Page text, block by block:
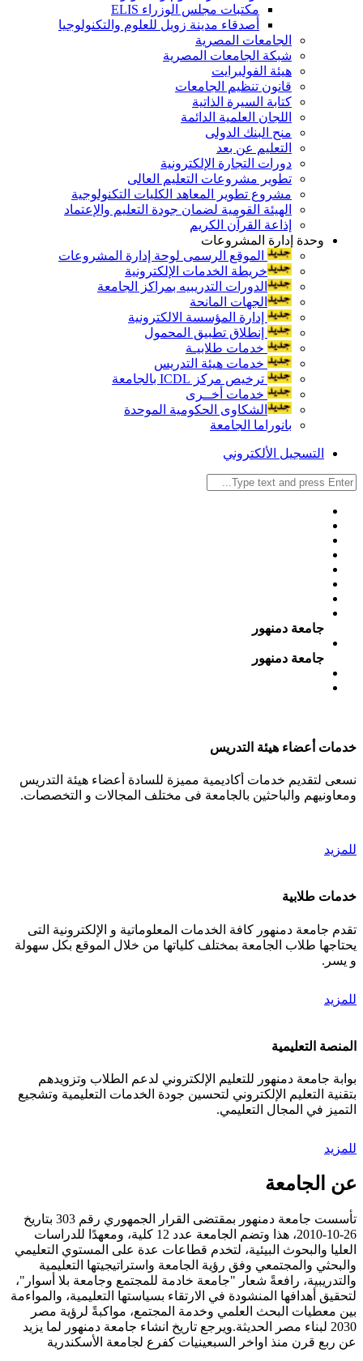
مكتبات مجلس الوزراء ELIS
أصدقاء مدينة زويل للعلوم والتكنولوجيا
الجامعات المصرية
شبكة الجامعات المصرية
هيئة الفولبرايت
قانون تنظيم الجامعات
كتابة السيرة الذاتية
اللجان العلمية الدائمة
منح البنك الدولى
التعليم عن بعد
دورات التجارة الإلكترونية
تطوير مشروعات التعليم العالى
مشروع تطوير المعاهد الكليات التكنولوجية
الهيئة القومية لضمان جودة التعليم والإعتماد
إذاعة القرآن الكريم
وحدة إدارة المشروعات
الموقع الرسمى لوحة إدارة المشروعات
خريطة الخدمات الإلكترونية
الدورات التدريبيه بمراكز الجامعة
الجهات المانحة
إدارة المؤسسة الالكترونية
إنطلاق تطبيق المحمول
خدمات طلابيـة
خدمات هيئة التدريس
ترخيص مركز ICDL بالجامعة
خدمات أخــرى
الشكاوى الحكومية الموحدة
بانوراما الجامعة
التسجيل الألكتروني
جامعة دمنهور
جامعة دمنهور
خدمات أعضاء هيئة التدريس
نسعى لتقديم خدمات أكاديمية مميزة للسادة أعضاء هيئة التدريس
ومعاونيهم والباحثين بالجامعة فى مختلف المجالات و التخصصات.
للمزيد
خدمات طلابية
تقدم جامعة دمنهور كافة الخدمات المعلوماتية و الإلكترونية التى
يحتاجها طلاب الجامعة بمختلف كلياتها من خلال الموقع بكل سهولة
و يسر.
للمزيد
المنصة التعليمية
بوابة جامعة دمنهور للتعليم الإلكتروني لدعم الطلاب وتزويدهم
بتقنية التعليم الإلكتروني لتحسين جودة الخدمات التعليمية وتشجيع
التميز في المجال التعليمي.
للمزيد
عن الجامعة
تأسست جامعة دمنهور بمقتضى القرار الجمهوري رقم 303 بتاريخ
26-10-2010، هذا وتضم الجامعة عدد 12 كلية، ومعهدًا للدراسات
العليا والبحوث البيئية، لتخدم قطاعات عدة على المستوي التعليمي
والبحثي والمجتمعي وفق رؤية الجامعة واستراتيجيتها التعليمية
والتدريبية، رافعةً شعار "جامعة خادمة للمجتمع وجامعة بلا أسوار"،
لتحقيق أهدافها المنشودة في الارتقاء بسياستها التعليمية، والمواءمة
بين معطيات البحث العلمي وخدمة المجتمع، مواكبةً لرؤية مصر
2030 لبناء مصر الحديثة.ويرجع تاريخ انشاء جامعة دمنهور لما يزيد
عن ربع قرن منذ اواخر السبعينيات كفرع لجامعة الأسكندرية